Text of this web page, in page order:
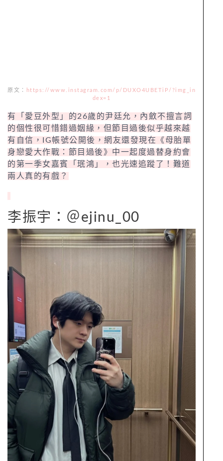
原文：
https://www.instagram.com/p/DUXO4UBETiP/?img_in
dex=1
有「愛豆外型」的26歲的尹廷允，內斂不擅言詞
的個性很可惜錯過姻緣，但節目過後似乎越來越
有自信，IG帳號公開後，網友還發現在《母胎單
身戀愛大作戰：節目過後》中一起度過替身約會
的第一季女嘉賓「珉鴻」，也光速追蹤了！難道
兩人真的有戲？
李振宇：＠ejinu_00